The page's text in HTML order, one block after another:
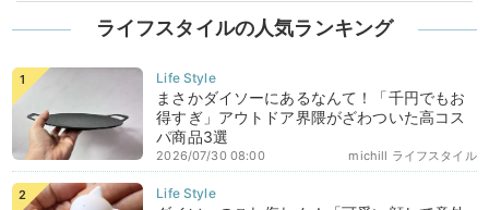
ライフスタイルの人気ランキング
まさかダイソーにあるなんて！「千円でもお
得すぎ」アウトドア界隈がざわついた高コス
パ商品3選
michill ライフスタイル
2026/07/30 08:00